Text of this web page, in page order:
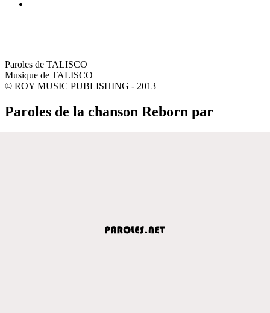
Paroles de TALISCO
Musique de TALISCO
© ROY MUSIC PUBLISHING - 2013
Paroles de la chanson Reborn par